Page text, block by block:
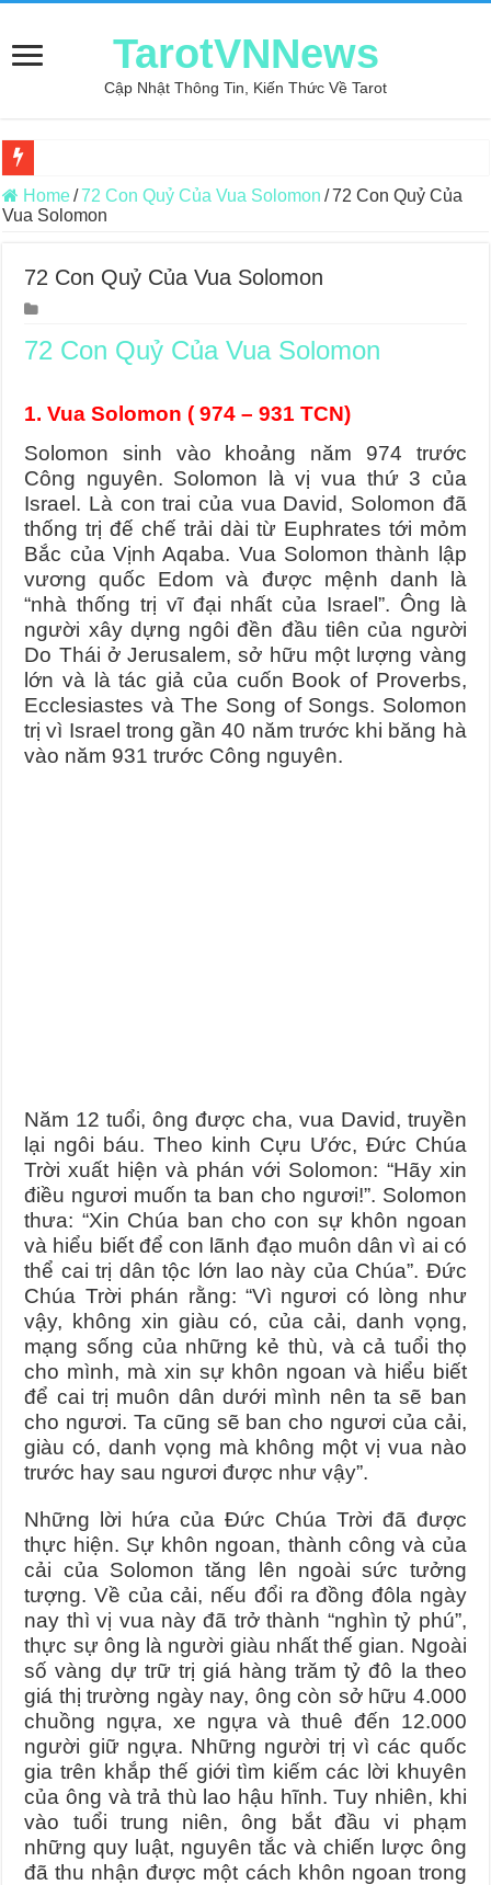
TarotVNNews
Cập Nhật Thông Tin, Kiến Thức Về Tarot
Review may áo thun tại xưởng may Dony
Konxari Cards – Trải Nghiệm Kết Nối Với Thế Giới Tâm Linh
Querent Tìm Đến Nhiều Tarot Reader Nhưng Không Thấy Thỏa
Journey Of Love Oracle – Lá Số 70: Heaven
Journey Of Love Oracle – Lá Số 68: Drop Into Your Heart
Journey Of Love Oracle – Lá Số 67: The Swan
Journey Of Love Oracle – Lá Số 66: Coming Together
Journey Of Love Oracle – Lá Số 65: The Breaking
Home/72 Con Quỷ Của Vua Solomon /72 Con Quỷ Của
Vua Solomon
72 Con Quỷ Của Vua Solomon
72 Con Quỷ Của Vua Solomon
1. Vua Solomon ( 974 – 931 TCN)
Solomon sinh vào khoảng năm 974 trước
Công nguyên. Solomon là vị vua thứ 3 của
Israel. Là con trai của vua David, Solomon đã
thống trị đế chế trải dài từ Euphrates tới mỏm
Bắc của Vịnh Aqaba. Vua Solomon thành lập
vương quốc Edom và được mệnh danh là
“nhà thống trị vĩ đại nhất của Israel”. Ông là
người xây dựng ngôi đền đầu tiên của người
Do Thái ở Jerusalem, sở hữu một lượng vàng
lớn và là tác giả của cuốn Book of Proverbs,
Ecclesiastes và The Song of Songs. Solomon
trị vì Israel trong gần 40 năm trước khi băng hà
vào năm 931 trước Công nguyên.
Năm 12 tuổi, ông được cha, vua David, truyền
lại ngôi báu. Theo kinh Cựu Ước, Đức Chúa
Trời xuất hiện và phán với Solomon: “Hãy xin
điều ngươi muốn ta ban cho ngươi!”. Solomon
thưa: “Xin Chúa ban cho con sự khôn ngoan
và hiểu biết để con lãnh đạo muôn dân vì ai có
thể cai trị dân tộc lớn lao này của Chúa”. Đức
Chúa Trời phán rằng: “Vì ngươi có lòng như
vậy, không xin giàu có, của cải, danh vọng,
mạng sống của những kẻ thù, và cả tuổi thọ
cho mình, mà xin sự khôn ngoan và hiểu biết
để cai trị muôn dân dưới mình nên ta sẽ ban
cho ngươi. Ta cũng sẽ ban cho ngươi của cải,
giàu có, danh vọng mà không một vị vua nào
trước hay sau ngươi được như vậy”.
Những lời hứa của Đức Chúa Trời đã được
thực hiện. Sự khôn ngoan, thành công và của
cải của Solomon tăng lên ngoài sức tưởng
tượng. Về của cải, nếu đổi ra đồng đôla ngày
nay thì vị vua này đã trở thành “nghìn tỷ phú”,
thực sự ông là người giàu nhất thế gian. Ngoài
số vàng dự trữ trị giá hàng trăm tỷ đô la theo
giá thị trường ngày nay, ông còn sở hữu 4.000
chuồng ngựa, xe ngựa và thuê đến 12.000
người giữ ngựa. Những người trị vì các quốc
gia trên khắp thế giới tìm kiếm các lời khuyên
của ông và trả thù lao hậu hĩnh. Tuy nhiên, khi
vào tuổi trung niên, ông bắt đầu vi phạm
những quy luật, nguyên tắc và chiến lược ông
đã thu nhận được một cách khôn ngoan trong